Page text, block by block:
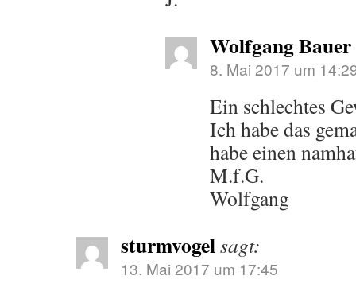
Wolfgang Bauer
8. Mai 2017 um
Ein schlechtes
Ich habe das
habe einen
M.f.G.
Wolfgang
sturmvogelsagt:
13. Mai 2017 um 17:45